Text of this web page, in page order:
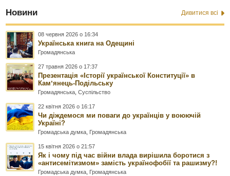
Новини Дивитися всі
08 червня 2026 о 16:34
Українська книга на Одещині
Громадянська
27 травня 2026 о 17:37
Презентація «Історії української Конституції» в
Камʼянець-Подільську
Громадянська,Суспільство
22 квітня 2026 о 16:17
Чи діждемося ми поваги до українців у воюючій
Україні?
Громадська думка, Громадянська
15 квітня 2026 о 21:57
Як і чому під час війни влада вирішила боротися з
«антисемітизмом» замість українофобії та рашизму?!
Громадська думка, Громадянська